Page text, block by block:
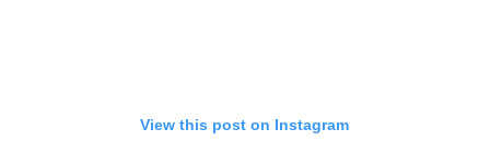
View this post on Instagram